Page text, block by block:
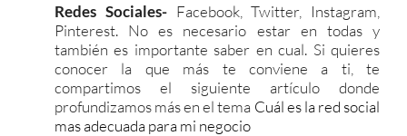
Redes Sociales-Facebook, Twitter, Instagram,
Pinterest. No es necesario estar en todas y
también es importante saber en cual. Si quieres
conocer la que más te conviene a ti, te
compartimos el siguiente artículo donde
profundizamos más en el tema Cuál es la red social
mas adecuada para mi negocio